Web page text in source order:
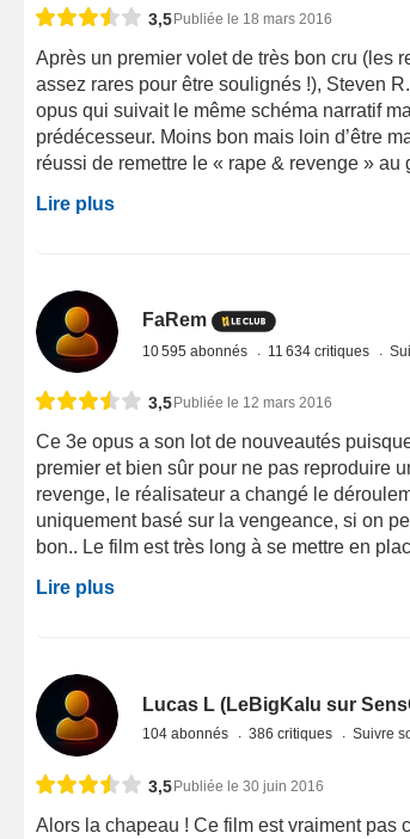
3,5Publiée le 18 mars 2016
Après un premier volet de très bon cru (les
assez rares pour être soulignés !), Steven
opus qui suivait le même schéma narratif
prédécesseur. Moins bon mais loin d’être
réussi de remettre le « rape & revenge » au
Lire plus
FaRem
10 595 abonnés 11 634 critiques
3,5Publiée le 12 mars 2016
Ce 3e opus a son lot de nouveautés
premier et bien sûr pour ne pas reproduire
revenge, le réalisateur a changé le
uniquement basé sur la vengeance, si on
bon.. Le film est très long à se mettre en
Lire plus
Lucas L (LeBigKalu sur
104 abonnés 386 critiques Suivre
3,5Publiée le 30 juin 2016
Alors la chapeau ! Ce film est vraiment pas